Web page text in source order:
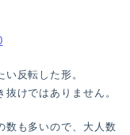
反転した形。
けではありません。
数も多いので、大人数